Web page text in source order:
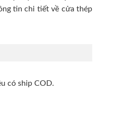
tin chi tiết về cửa thép
có ship COD.